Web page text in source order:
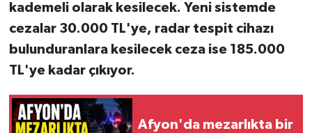
kademeli olarak kesilecek. Yeni sistemde
cezalar 30.000 TL'ye, radar tespit cihazı
bulunduranlara kesilecek ceza ise 185.000
TL'ye kadar çıkıyor.
Afyon'da mezarlıkta bir